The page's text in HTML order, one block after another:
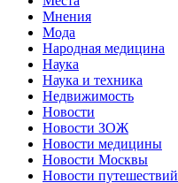
Мнения
Мода
Народная медицина
Наука
Наука и техника
Недвижимость
Новости
Новости ЗОЖ
Новости медицины
Новости Москвы
Новости путешествий